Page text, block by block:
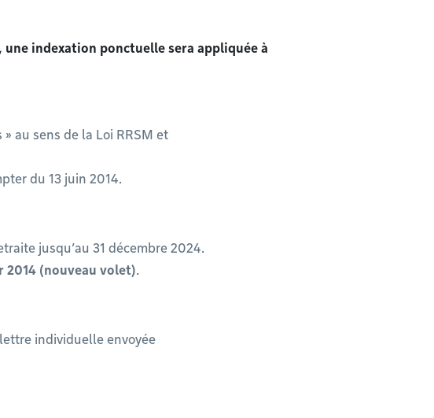
indexation ponctuelle sera appliquée à
au sens de la Loi RRSM et
du 13 juin 2014.
jusqu’au 31 décembre 2024.
2014 (nouveau volet).
individuelle envoyée